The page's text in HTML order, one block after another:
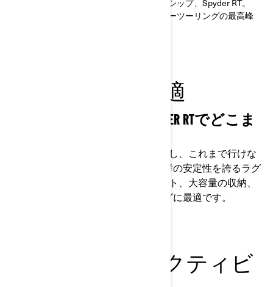
あらゆる道を満喫できる、ラグジュアリーツーリングの最高峰
ツーリングに最適
プレミアムモデルのSPYDER RTでどこま
Can-Am Spyder RTは、快適性を追求し、これまで行けな
かった場所への旅を可能にする、抜群の安定性を誇るラグ
ジュアリーモデルです。2人乗りシート、大容量の収納、
豊富な機能を備え、長距離ツーリングに最適です。
常に快適なコネクティビ